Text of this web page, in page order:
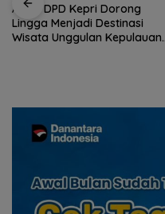
ASPPI DPD Kepri Dorong
Lingga Menjadi Destinasi
Wisata Unggulan Kepulauan